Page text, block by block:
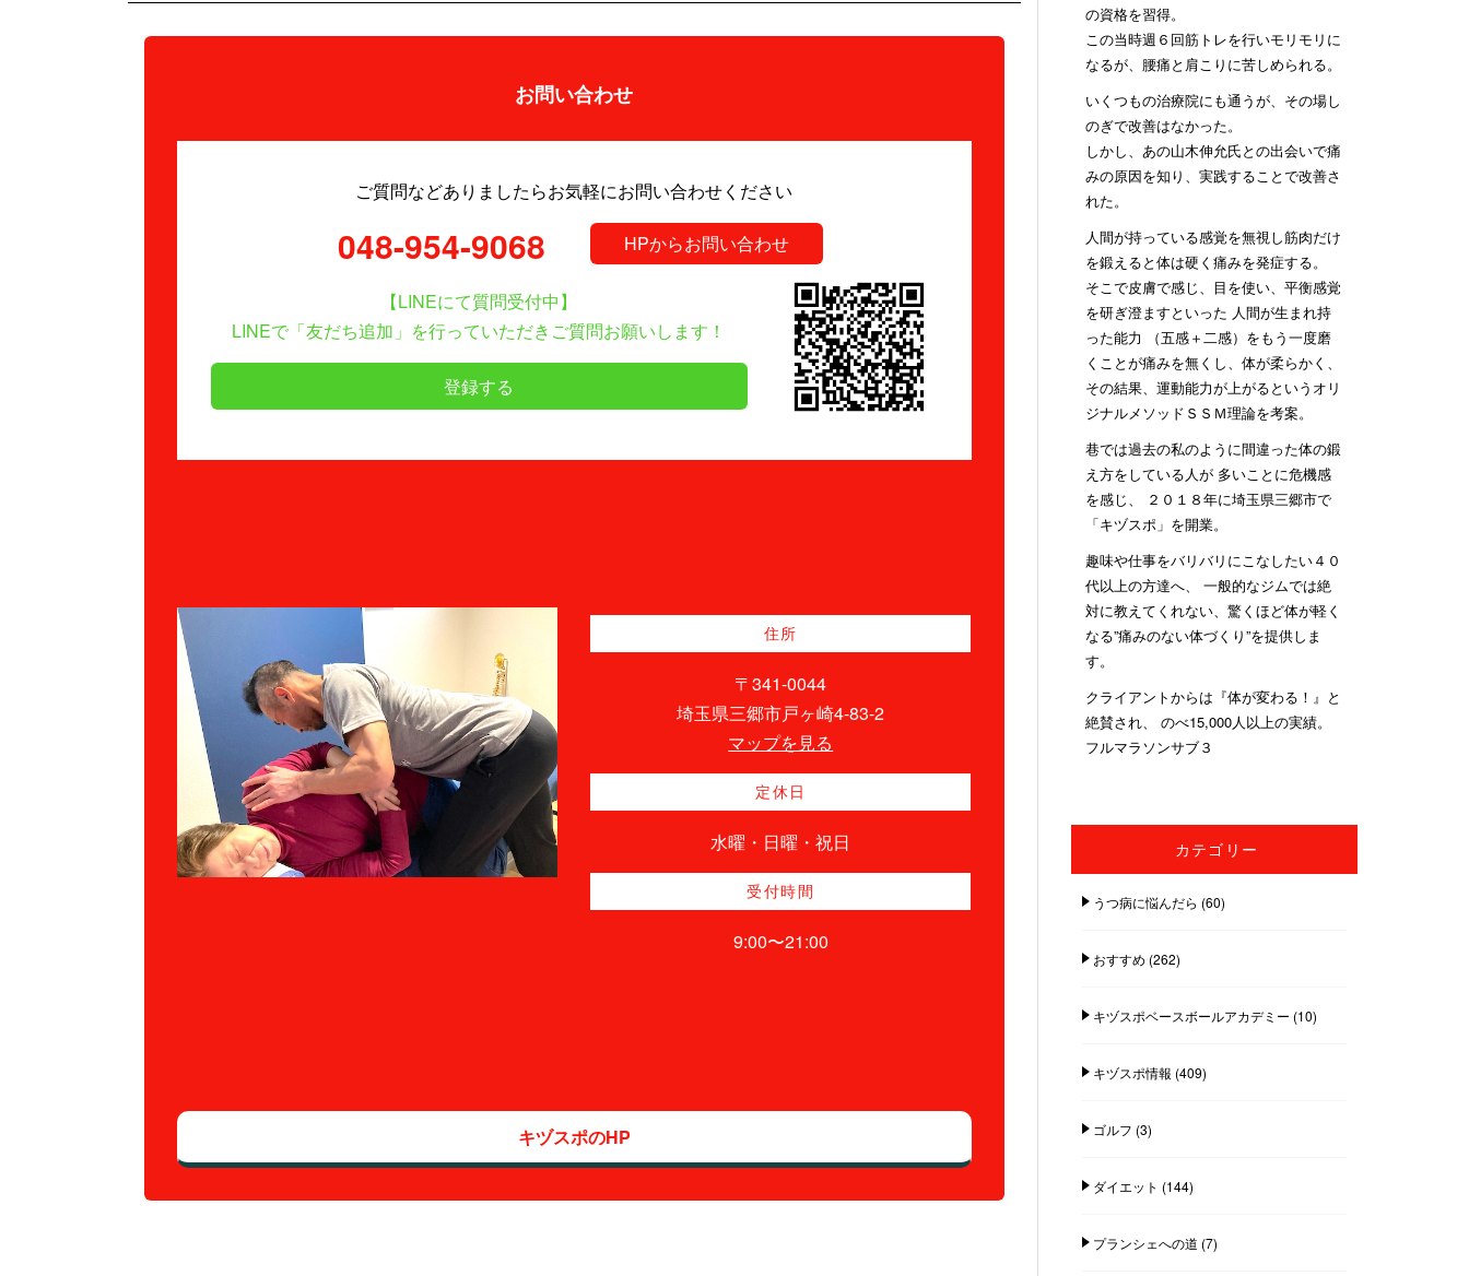
お問い合わせ
ご質問などありましたらお気軽にお問い合わせください
048-954-9068 HPからお問い合わせ
【LINEにて質問受付中】
LINEで「友だち追加」を行っていただきご質問お願いします！
登録する
住所
〒341-0044
埼玉県三郷市戸ヶ崎4-83-2
マップを見る
定休日
水曜・日曜・祝日
受付時間
9:00〜21:00
キヅスポのHP
の資格を習得。
この当時週６回筋トレを行いモリモリに
なるが、腰痛と肩こりに苦しめられる。
いくつもの治療院にも通うが、その場し
のぎで改善はなかった。
しかし、あの山木伸允氏との出会いで痛
みの原因を知り、実践することで改善さ
れた。
人間が持っている感覚を無視し筋肉だけ
を鍛えると体は硬く痛みを発症する。
そこで皮膚で感じ、目を使い、平衡感覚
を研ぎ澄ますといった 人間が生まれ持
った能力 （五感＋二感）をもう一度磨
くことが痛みを無くし、体が柔らかく、
その結果、運動能力が上がるというオリ
ジナルメソッドＳＳＭ理論を考案。
巷では過去の私のように間違った体の鍛
え方をしている人が 多いことに危機感
を感じ、 ２０１８年に埼玉県三郷市で
「キヅスポ」を開業。
趣味や仕事をバリバリにこなしたい４０
代以上の方達へ、 一般的なジムでは絶
対に教えてくれない、驚くほど体が軽く
なる”痛みのない体づくり”を提供しま
す。
クライアントからは『体が変わる！』と
絶賛され、 のべ15,000人以上の実績。
フルマラソンサブ３
カテゴリー
うつ病に悩んだら (60)
おすすめ (262)
キヅスポベースボールアカデミー (10)
キヅスポ情報 (409)
ゴルフ (3)
ダイエット (144)
プランシェへの道 (7)